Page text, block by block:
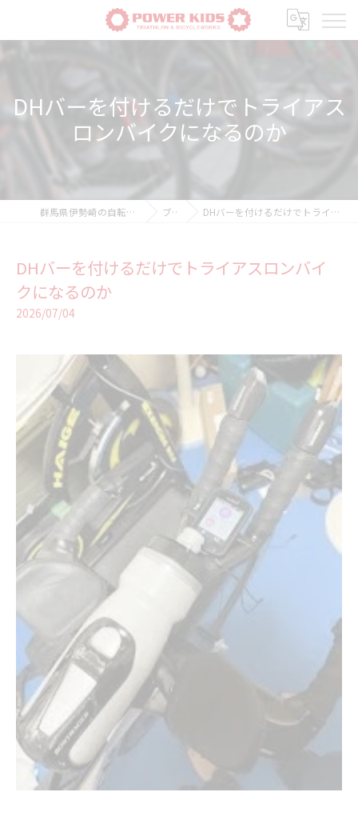
DHバーを付けるだけでトライアス
ロンバイクになるのか
群馬県伊勢崎の自転車ならPOWER-KIDS ブログ DHバーを付けるだけでトライアスロンバイクになるのか
DHバーを付けるだけでトライアスロンバイ
クになるのか
2026/07/04